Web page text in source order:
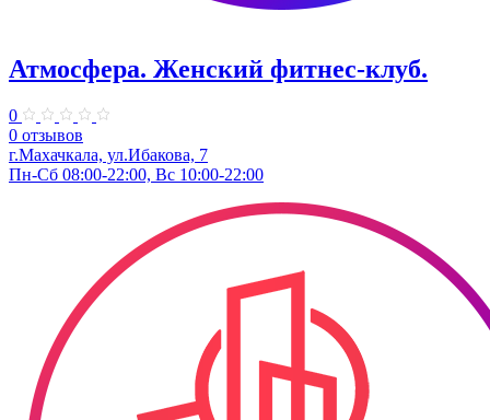
Атмосфера. Женский фитнес-клуб.
0
0 отзывов
г.Махачкала, ​ул.Ибакова, 7
Пн-Сб 08:00-22:00, Вс 10:00-22:00